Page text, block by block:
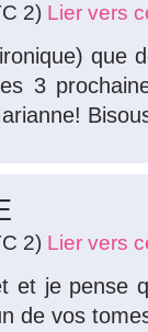
2) Lier vers
que
3
2) Lier vers
et je pense
de vos